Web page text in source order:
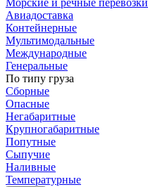
Морские и речные перевозки
Авиадоставка
Контейнерные
Мультимодальные
Международные
Генеральные
По типу груза
Сборные
Опасные
Негабаритные
Крупногабаритные
Попутные
Сыпучие
Наливные
Температурные